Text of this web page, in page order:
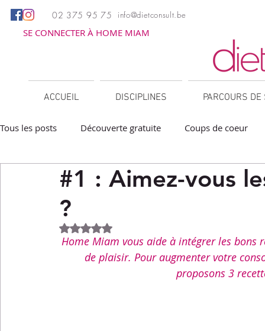
02 375 95 75 info@dietconsult.be
SE CONNECTER À HOME MIAM
ACCUEIL DISCIPLINES PARCOURS
Tous les posts Découverte gratuite Coups de coeur
Barbecue / Plancha Collations
Facile à réchauffer
Petits-déjeuners
#1 : Aimez-vous
?
Noté NaN étoiles sur 5.
Home Miam vous aide à intégrer les bons
de plaisir. Pour augmenter votre
proposons 3